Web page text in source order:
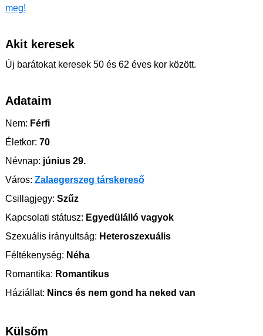
meg!
Akit keresek
Új barátokat keresek 50 és 62 éves kor között.
Adataim
Nem: Férfi
Életkor: 70
Névnap: június 29.
Város: Zalaegerszeg társkereső
Csillagjegy: Szűz
Kapcsolati státusz: Egyedülálló vagyok
Szexuális irányultság: Heteroszexuális
Féltékenység: Néha
Romantika: Romantikus
Háziállat: Nincs és nem gond ha neked van
Külsőm